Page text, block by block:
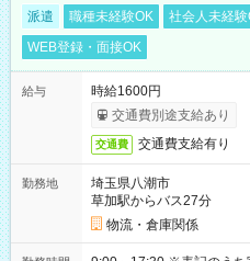
派遣 職種未経験OK 社会人未経験
WEB登録・面接OK
給与
時給1600円
交通費別途支給あり
交通費 交通費支給有り
勤務地
埼玉県八潮市
草加駅からバス27分
物流・倉庫関係